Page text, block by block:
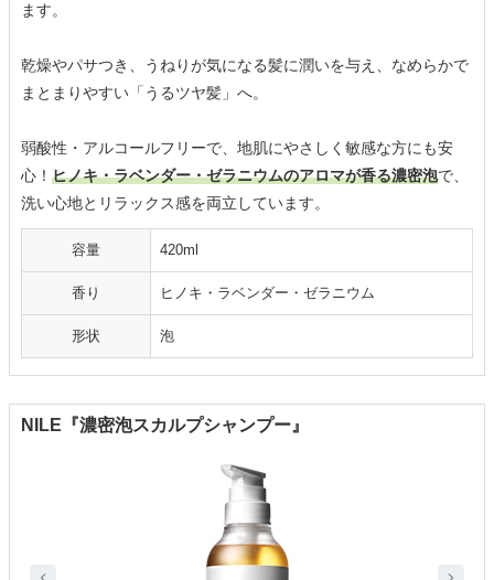
ます。
乾燥やパサつき、うねりが気になる髪に潤いを与え、なめらかで
まとまりやすい「うるツヤ髪」へ。
弱酸性・アルコールフリーで、地肌にやさしく敏感な方にも安
心！ ヒノキ・ラベンダー・ゼラニウムのアロマが香る濃密泡で、
洗い心地とリラックス感を両立しています。
容量 420ml
香り ヒノキ・ラベンダー・ゼラニウム
形状 泡
NILE『濃密泡スカルプシャンプー』